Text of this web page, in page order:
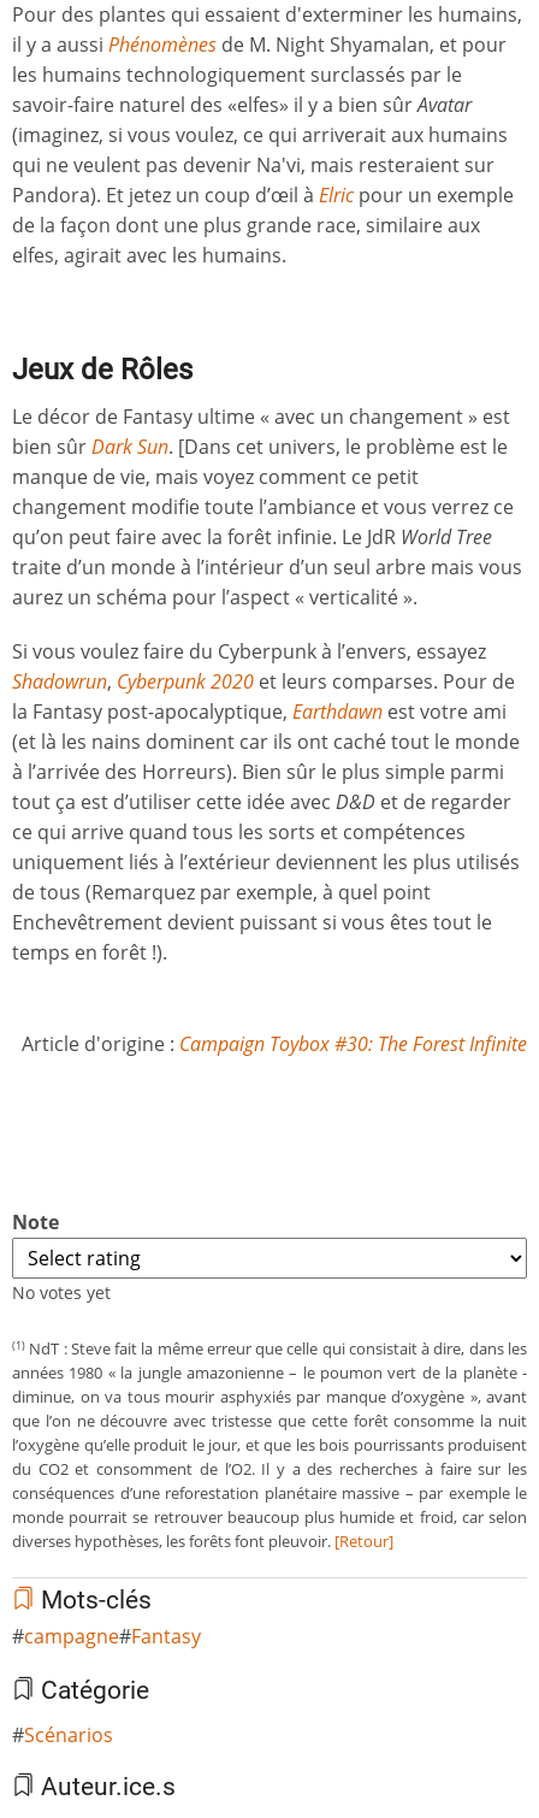
Pour des plantes qui essaient d'exterminer les humains,
il y a aussi Phénomènes de M. Night Shyamalan, et pour
les humains technologiquement surclassés par le
savoir-faire naturel des «elfes» il y a bien sûrAvatar
(imaginez, si vous voulez, ce qui arriverait aux humains
qui ne veulent pas devenir Na'vi, mais resteraient sur
Pandora). Et jetez un coup d’œil à Elricpour un exemple
de la façon dont une plus grande race, similaire aux
elfes, agirait avec les humains.
Jeux de Rôles
Le décor de Fantasy ultime « avec un changement » est
bien sûrDark Sun. [Dans cet univers, le problème est le
manque de vie, mais voyez comment ce petit
changement modifie toute l’ambiance et vous verrez ce
qu’on peut faire avec la forêt infinie. Le JdR World Tree
traite d’un monde à l’intérieur d’un seul arbre mais vous
aurez un schéma pour l’aspect « verticalité ».
Si vous voulez faire du Cyberpunk à l’envers, essayez
Shadowrun, Cyberpunk 2020 et leurs comparses. Pour de
la Fantasy post-apocalyptique, Earthdawn est votre ami
(et là les nains dominent car ils ont caché tout le monde
à l’arrivée des Horreurs). Bien sûr le plus simple parmi
tout ça est d’utiliser cette idée avec D&D et de regarder
ce qui arrive quand tous les sorts et compétences
uniquement liés à l’extérieur deviennent les plus utilisés
de tous (Remarquez par exemple, à quel point
Enchevêtrement devient puissant si vous êtes tout le
temps en forêt !).
Article d'origine : Campaign Toybox #30: The Forest Infinite
Note
No votes yet
(1) NdT : Steve fait la même erreur que celle qui consistait à dire, dans les
années 1980 « la jungle amazonienne – le poumon vert de la planète -
diminue, on va tous mourir asphyxiés par manque d’oxygène », avant
que l’on ne découvre avec tristesse que cette forêt consomme la nuit
l’oxygène qu’elle produit le jour, et que les bois pourrissants produisent
du CO2 et consomment de l’O2. Il y a des recherches à faire sur les
conséquences d’une reforestation planétaire massive – par exemple le
monde pourrait se retrouver beaucoup plus humide et froid, car selon
diverses hypothèses, les forêts font pleuvoir. [Retour]
Mots-clés
campagne Fantasy
Catégorie
Scénarios
Auteur.ice.s